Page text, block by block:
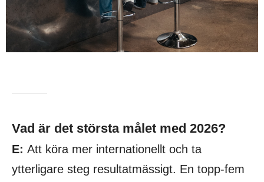
Vad är det största målet med 2026?
E: Att köra mer internationellt och ta
ytterligare steg resultatmässigt. En topp-fem